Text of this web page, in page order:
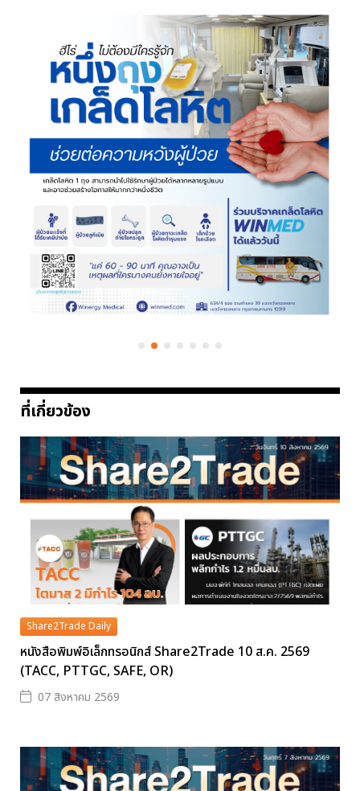
ที่เกี่ยวข้อง
Share2Trade Daily
หนังสือพิมพ์อิเล็กทรอนิกส์ Share2Trade 10 ส.ค. 2569
(TACC, PTTGC, SAFE, OR)
07 สิงหาคม 2569